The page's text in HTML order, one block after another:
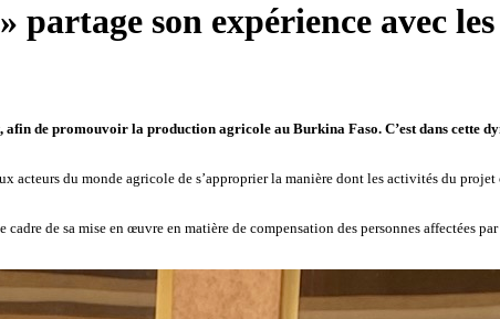
son expérience avec
promouvoir la production agricole au Burkina Faso. C’est dans cette
du monde agricole de s’approprier la manière dont les activités du
de sa mise en œuvre en matière de compensation des personnes